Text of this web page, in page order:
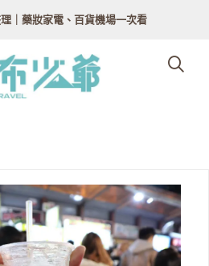
｜藥妝家電、百貨機場一次看